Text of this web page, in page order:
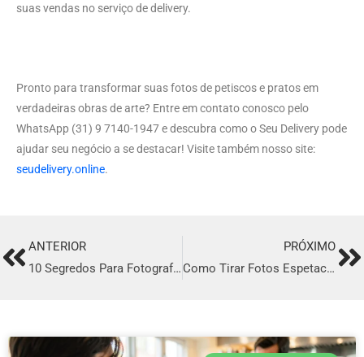
suas vendas no serviço de delivery.
Pronto para transformar suas fotos de petiscos e pratos em
verdadeiras obras de arte? Entre em contato conosco pelo
WhatsApp (31) 9 7140-1947 e descubra como o Seu Delivery pode
ajudar seu negócio a se destacar! Visite também nosso site:
seudelivery.online.
PrevANTERIOR
10 Segredos Para Fotografar Hambúrguer Com Estilo
PRÓXIMO
Como Tirar Fotos Espetaculares de Produtos de Farmácias para Sua Farmácia